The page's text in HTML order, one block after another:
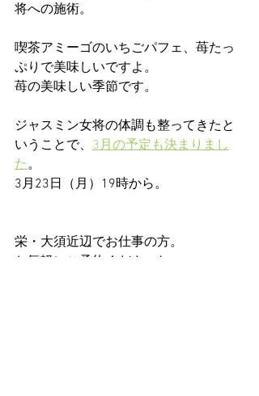
将への施術。
喫茶アミーゴのいちごパフェ、苺たっ
ぷりで美味しいですよ。
苺の美味しい季節です。
ジャスミン女将の体調も整ってきたと
いうことで、 3月の予定も決まりまし
た。
3月23日（月）19時から。
栄・大須近辺でお仕事の方。
お気軽にご予約くださいね。